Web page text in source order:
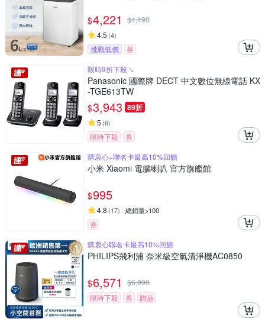
$4,221 $4,490
4.5 (4)
挑戰低價
券
限時9折下殺↘
Panasonic 國際牌 DECT 中文數位無線電話 KX
-TGE613TW
$3,943 89折
5 (6)
限時下殺
券
購衷心+聯名卡最高10%回饋
小米 Xiaomi 電腦喇叭 官方旗艦館
$995
4.8 (17) 總銷量>100
券
購衷心聯名卡最高10%回饋
PHILIPS飛利浦 奈米級空氣清淨機AC0850
$6,571 $6,990
限時下殺
券 贈品